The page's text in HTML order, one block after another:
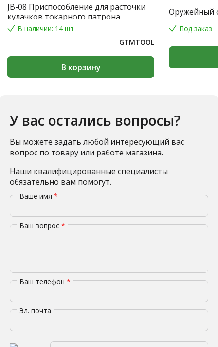
JB-08 Приспособление для расточки
кулачков токарного патрона
В наличии: 14 шт
GTMTOOL
В корзину
Оружейный
Под заказ
У вас остались вопросы?
Вы можете задать любой интересующий вас
вопрос по товару или работе магазина.
Наши квалифицированные специалисты
обязательно вам помогут.
Ваше имя *
Ваш вопрос *
Ваш телефон *
Эл. почта